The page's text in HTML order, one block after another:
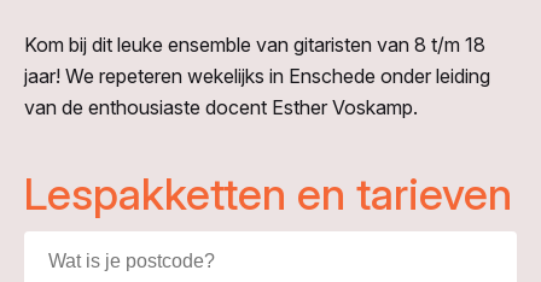
Kom bij dit leuke ensemble van gitaristen van 8 t/m 18
jaar! We repeteren wekelijks in Enschede onder leiding
van de enthousiaste docent Esther Voskamp.
Lespakketten en tarieven